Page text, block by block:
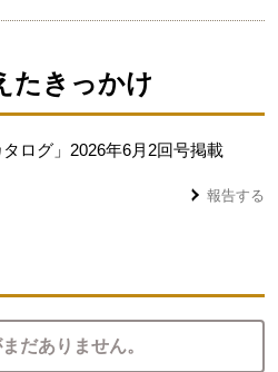
たきっかけ
ログ」2026年6月2回号掲載
報告する
だありません。